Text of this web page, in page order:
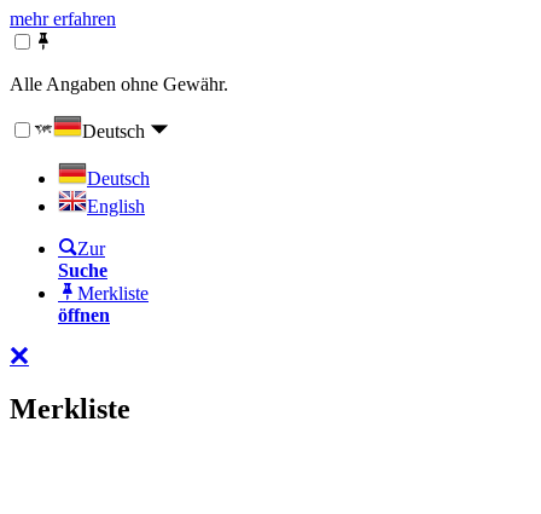
mehr erfahren
Alle Angaben ohne Gewähr.
Deutsch
Deutsch
English
Zur
Suche
Merkliste
öffnen
Merkliste